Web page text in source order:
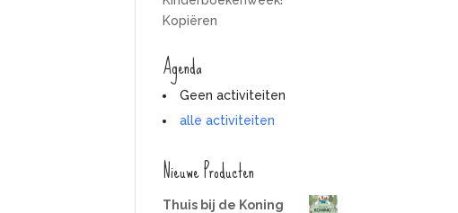
Kopiëren
Agenda
Geen activiteiten
alle activiteiten
Nieuwe Producten
Thuis bij de Koning